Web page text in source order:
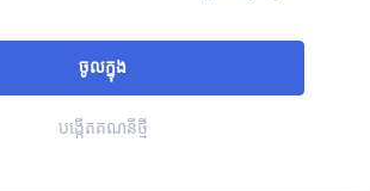
បង្កើតគណនីថ្មី